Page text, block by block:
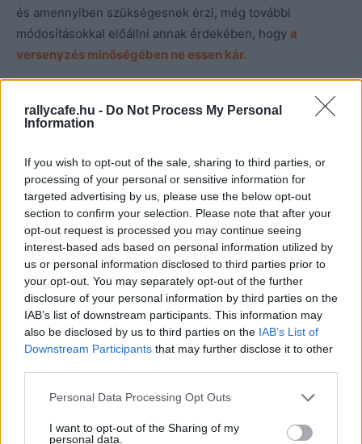
rallycafe.hu - Do Not Process My Personal
Information
If you wish to opt-out of the sale, sharing to third parties, or
processing of your personal or sensitive information for
targeted advertising by us, please use the below opt-out
section to confirm your selection. Please note that after your
opt-out request is processed you may continue seeing
interest-based ads based on personal information utilized by
us or personal information disclosed to third parties prior to
your opt-out. You may separately opt-out of the further
disclosure of your personal information by third parties on the
IAB’s list of downstream participants. This information may
also be disclosed by us to third parties on the IAB’s List of
Downstream Participants that may further disclose it to other
Please note that this website/app uses one or more Google
not limited to your visit or usage behaviour. You may click to
Personal Data Processing Opt Outs
I want to opt-out of the Sharing of my
personal data.
és amennyiben szükségesnek érzi, még további
módosításokkal előállni annak érdekében, hogy a
versenyzés minőségében ne essen kár.
motorformulaváltás, V8-asok vagy V10-esek pár év múlva
hoz, így a jövőre érkező, a technológiai fejlődés csúcsát
jelentő szabályváltozások végképp nem sűrűn kerülnek
elő pozitív kontextusban.
Pedig az F1 vezetői fontosnak tartják, hogy mindenki
teljesen elköteleződjön a 2026-os változások mellett és
ne gondoljon még túlságosan a jövőre, már csak azért is,
mert több szempontból a 2026-os technika is új
horizontokat nyit majd meg az autóversenyzésben. Az
autók maximális teljesítménye az elektromos hajtás és a
belső égésű motor kombinációjával az 1000 lóerőt is
átlépi, az autók elképesztő gyorsulást fognak mutatni,
majd, azáltal pedig, hogy az első és a hátsó